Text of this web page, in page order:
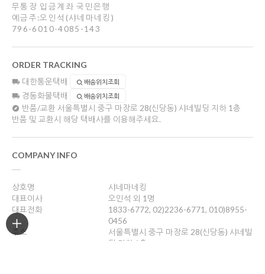
무통장 입금계좌 국민은행
예금주:오인석(샤네마네킹)
796-6010-4085-143
ORDER TRACKING
대한통운택배 배송위치조회
경동화물택배 배송위치조회
반품/교환 서울특별시 중구 마장로 28(신당동) 샤네빌딩 지하 1층
반품 및 교환시 해당 택배사를 이용해주세요.
COMPANY INFO
상호명
샤네마네킹
대표이사
오인석 외 1명
대표전화
1833-6772, 02)2236-6771, 010)8955-
0456
주소
서울특별시 중구 마장로 28(신당동) 샤네빌
딩 지하 1층